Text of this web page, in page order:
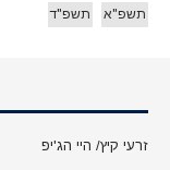
תשפ"א תשפ"ד
זרעי קיץ/ היי הג'יפ